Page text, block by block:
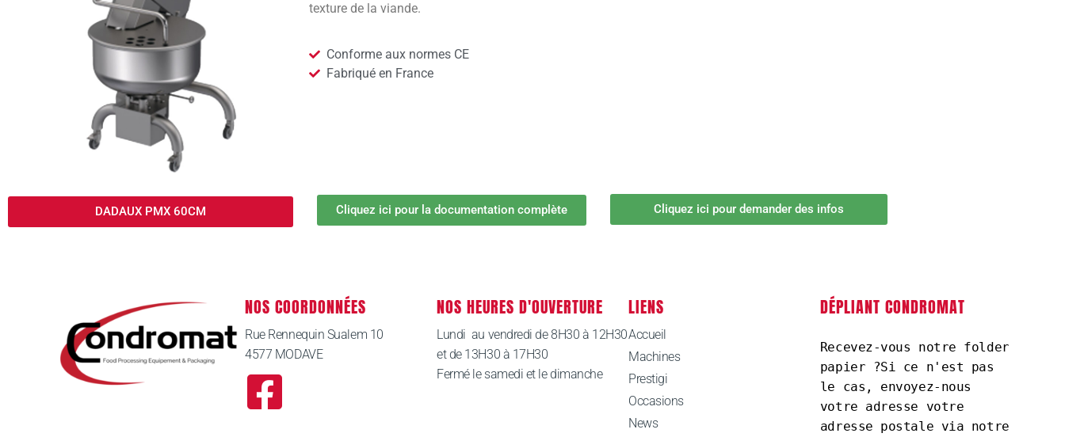
DADAUX PMX 60CM
texture de la viande.
Conforme aux normes CE
Fabriqué en France
Cliquez ici pour la documentation complète Cliquez ici pour demander des infos
NOS COORDONNÉES
Rue Rennequin Sualem 10
4577 MODAVE
NOS HEURES D'OUVERTURE
Lundi au vendredi de 8H30 à 12H30
et de 13H30 à 17H30
Fermé le samedi et le dimanche
LIENS
Accueil
Machines
Prestigi
Occasions
News
DÉPLIANT CONDROMAT
Recevez-vous notre folder
papier ?Si ce n'est pas
le cas, envoyez-nous
votre adresse votre
adresse postale via notre